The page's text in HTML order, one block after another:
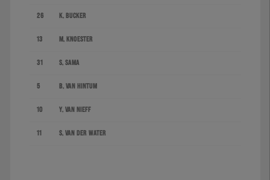
26 K. Bucker
13 M. Knoester
31 S. Sama
5 B. van Hintum
10 Y. van Nieff
11 S. van der Water